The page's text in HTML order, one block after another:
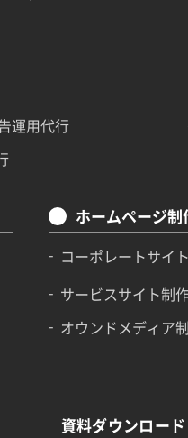
運用代行
ホームページ制
コーポレートサイ
サービスサイト制
オウンドメディア
資料ダウンロード